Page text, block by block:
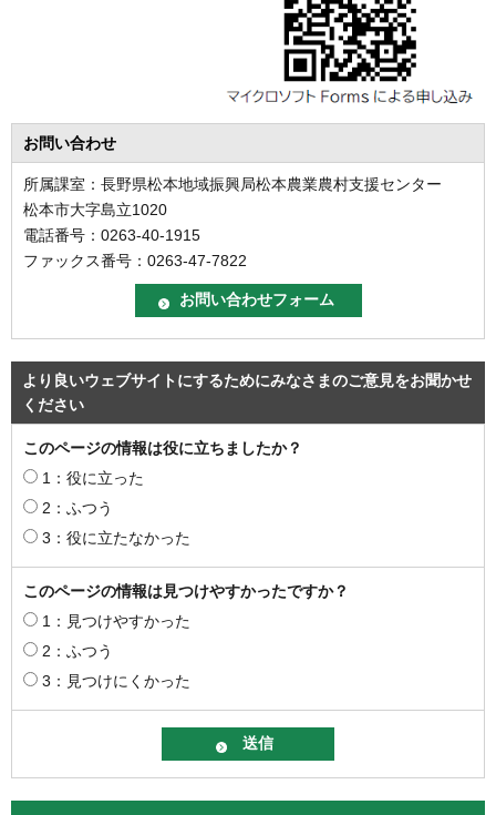
お問い合わせ
所属課室：長野県松本地域振興局松本農業農村支援センター
松本市大字島立1020
電話番号：0263-40-1915
ファックス番号：0263-47-7822
より良いウェブサイトにするためにみなさまのご意見をお聞かせ
ください
このページの情報は役に立ちましたか？
1：役に立った
2：ふつう
3：役に立たなかった
このページの情報は見つけやすかったですか？
1：見つけやすかった
2：ふつう
3：見つけにくかった